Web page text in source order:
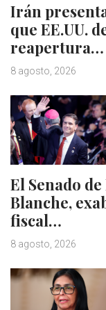
Irán
que EE.UU.
reapertura…
8 agosto, 2026
El Senado
Blanche,
fiscal…
8 agosto, 2026